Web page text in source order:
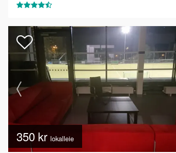
350 kr lokalleie